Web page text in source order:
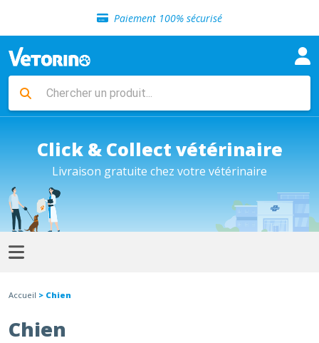
Paiement 100% sécurisé
Livraison gratuite en clinique vétérinaire
Sélection de croquettes vétérinaire
Livraison gratuite en clinique vétérinaire
Retour gratuit en clinique
Click & Collect vétérinaire
Livraison gratuite chez votre vétérinaire
Accueil > Chien
Chien